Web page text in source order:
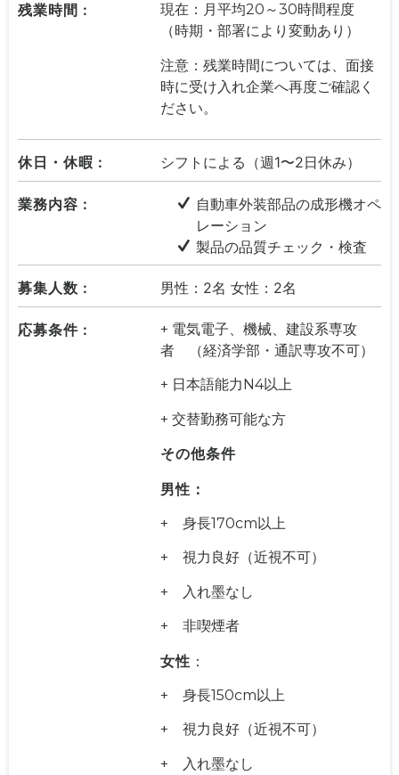
残業時間 :
現在：月平均20～30時間程度
（時期・部署により変動あり）
注意：残業時間については、面接
時に受け入れ企業へ再度ご確認く
ださい。
休日・休暇 : シフトによる（週1〜2日休み）
業務内容 :
自動車外装部品の成形機オペ
レーション
製品の品質チェック・検査
募集人数 : 男性：2名 女性：2名
応募条件 :
+ 電気電子、機械、建設系専攻
者 （経済学部・通訳専攻不可）
+ 日本語能力N4以上
+ 交替勤務可能な方
その他条件
男性：
+ 身長170cm以上
+ 視力良好（近視不可）
+ 入れ墨なし
+ 非喫煙者
女性 ：
+ 身長150cm以上
+ 視力良好（近視不可）
+ 入れ墨なし